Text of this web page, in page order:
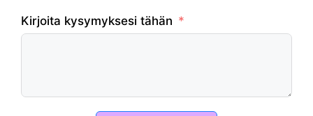
Kirjoita kysymyksesi tähän